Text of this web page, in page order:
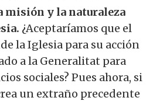
misión y la naturaleza
¿Aceptaríamos que el
la Iglesia para su acción
a la Generalitat para
sociales? Pues ahora, si
un extraño precedente